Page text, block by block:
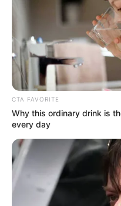
CTA FAVORITE
Why this ordinary drink is
every day